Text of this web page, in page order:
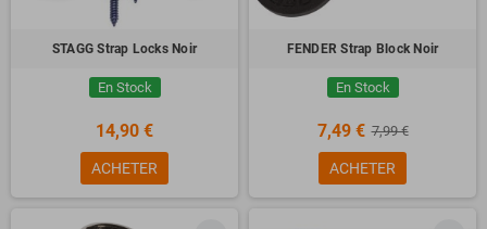
STAGG Strap Locks Noir
En Stock
14,90 €
ACHETER
FENDER Strap Block Noir
En Stock
7,49 € 7,99 €
ACHETER